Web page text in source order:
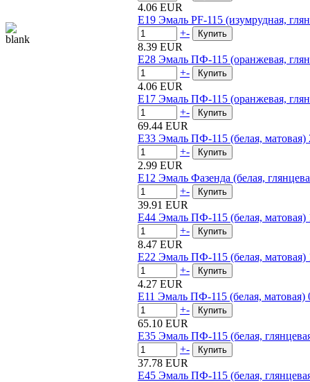
4.06 EUR
E19 Эмаль PF-115 (изумрудная,
+-
8.39 EUR
E28 Эмаль ПФ-115 (оранжевая,
+-
4.06 EUR
E17 Эмаль ПФ-115 (оранжевая,
+-
69.44 EUR
E33 Эмаль ПФ-115 (белая, матовая)
+-
2.99 EUR
E12 Эмаль Фазенда (белая,
+-
39.91 EUR
E44 Эмаль ПФ-115 (белая, матовая)
+-
8.47 EUR
E22 Эмаль ПФ-115 (белая, матовая)
+-
4.27 EUR
E11 Эмаль ПФ-115 (белая, матовая)
+-
65.10 EUR
E35 Эмаль ПФ-115 (белая,
+-
37.78 EUR
E45 Эмаль ПФ-115 (белая,